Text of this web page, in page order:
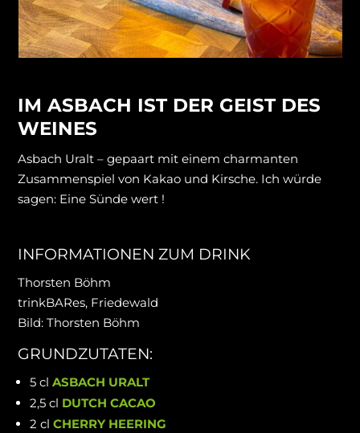
IM ASBACH IST DER GEIST DES
WEINES
Asbach Uralt – gepaart mit einem charmanten
Zusammenspiel von Kakao und Kirsche. Ich würde
sagen: Eine Sünde wert !
INFORMATIONEN ZUM DRINK
Thorsten Böhm
trinkBARes, Friedewald
Bild: Thorsten Böhm
GRUNDZUTATEN:
5 clASBACH URALT
2,5 cl DUTCH CACAO
2 clCHERRY HEERING